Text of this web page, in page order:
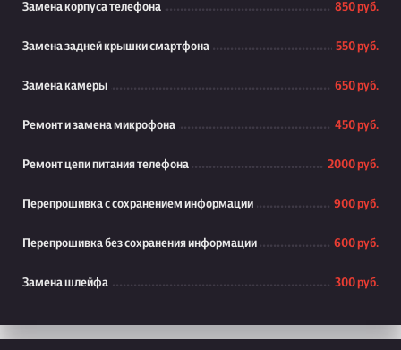
Замена корпуса телефона 850 руб.
Замена задней крышки смартфона 550 руб.
Замена камеры 650 руб.
Ремонт и замена микрофона 450 руб.
Ремонт цепи питания телефона 2000 руб.
Перепрошивка с сохранением информации 900 руб.
Перепрошивка без сохранения информации 600 руб.
Замена шлейфа 300 руб.